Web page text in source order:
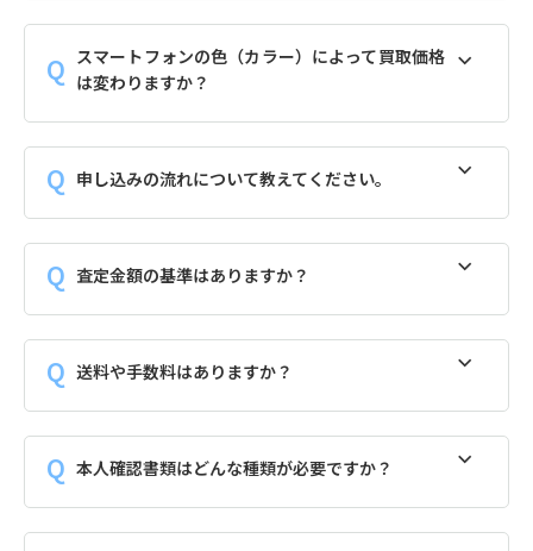
スマートフォンの色（カラー）によって買取価格
は変わりますか？
申し込みの流れについて教えてください。
査定金額の基準はありますか？
送料や手数料はありますか？
本人確認書類はどんな種類が必要ですか？